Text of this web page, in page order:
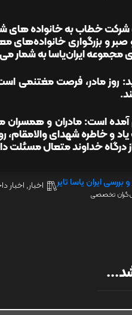
شرکت خطاب به خانواده های
و بزرگواری
مجموعه ایران‌یاسا به شمار
روز مادر، فرصت مغتنمی است
آمده است: مادران و همسران
و خاطره شهدای والامقام،
از درگاه خداوند متعال مسئلت
ایران یاسا تایر
تخصصی
اخبار, اخبار